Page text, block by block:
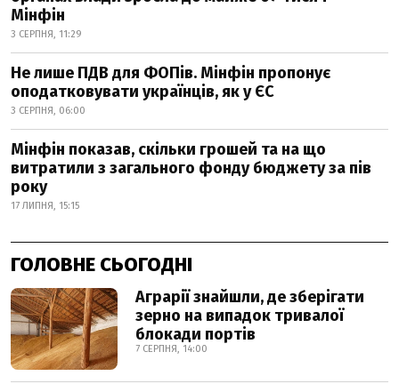
Мінфін
3 СЕРПНЯ, 11:29
Не лише ПДВ для ФОПів. Мінфін пропонує
оподатковувати українців, як у ЄС
3 СЕРПНЯ, 06:00
Мінфін показав, скільки грошей та на що
витратили з загального фонду бюджету за пів
року
17 ЛИПНЯ, 15:15
ГОЛОВНЕ СЬОГОДНІ
Аграрії знайшли, де зберігати
зерно на випадок тривалої
блокади портів
7 СЕРПНЯ, 14:00